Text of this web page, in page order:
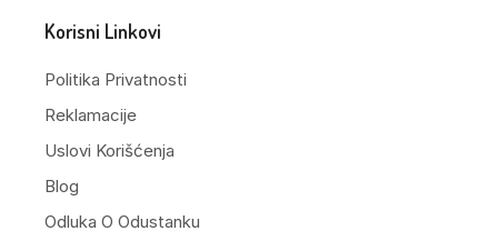
Korisni Linkovi
Politika Privatnosti
Reklamacije
Uslovi Korišćenja
Blog
Odluka O Odustanku